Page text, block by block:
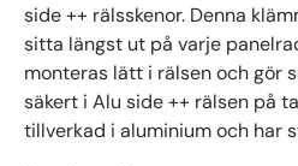
side ++ rälsskenor. Denna
sitta längst ut på varje
monteras lätt i rälsen och gör
säkert i Alu side ++ rälsen på
tillverkad i aluminium och har